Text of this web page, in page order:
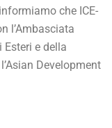
che ICE-
l’Ambasciata
e della
Development